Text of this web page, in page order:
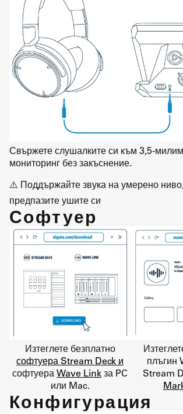
Свържете слушалките си към 3,5-
мониторинг без закъснение.
⚠️ Поддържайте звука на умерено
предпазите ушите си
Софтуер
Изтеглете безплатно
софтуера Stream Deck и
софтуераWave Linkза PC
или Mac.
плъгин
Stream
Конфигурация